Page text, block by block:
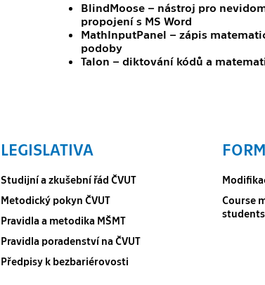
BlindMoose – nástroj pro
propojení s MS Word
MathInputPanel – zápis
podoby
Talon – diktování kódů a
LEGISLATIVA
Studijní a zkušební řád ČVUT
Metodický pokyn ČVUT
Pravidla a metodika MŠMT
Pravidla poradenství na ČVUT
Předpisy k bezbariérovosti
Course
students